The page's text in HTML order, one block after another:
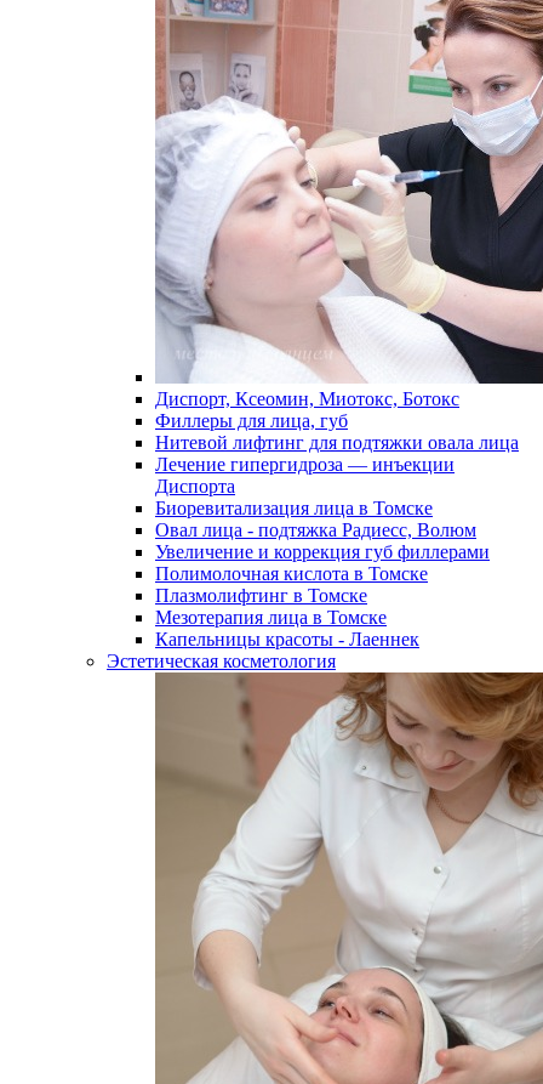
Диспорт, Ксеомин, Миотокс, Ботокс
Филлеры для лица, губ
Нитевой лифтинг для подтяжки овала лица
Лечение гипергидроза — инъекции
Диспорта
Биоревитализация лица в Томске
Овал лица - подтяжка Радиесс, Волюм
Увеличение и коррекция губ филлерами
Полимолочная кислота в Томске
Плазмолифтинг в Томске
Мезотерапия лица в Томске
Капельницы красоты - Лаеннек
Эстетическая косметология